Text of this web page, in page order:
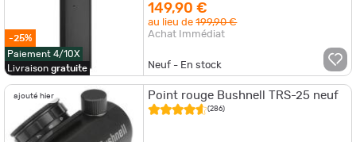
-25%
Paiement 4/10X
Livraison gratuite
149,90 €
au lieu de199,90 €
Achat Immédiat
Neuf - En stock
ajouté hier Point rouge Bushnell TRS-25 neuf
(286)